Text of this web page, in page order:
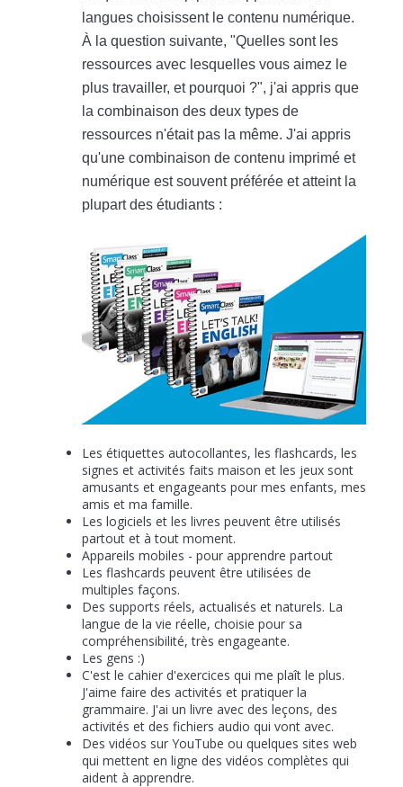
langues choisissent le contenu numérique.
À la question suivante, "Quelles sont les
ressources avec lesquelles vous aimez le
plus travailler, et pourquoi ?", j'ai appris que
la combinaison des deux types de
ressources n'était pas la même. J'ai appris
qu'une combinaison de contenu imprimé et
numérique est souvent préférée et atteint la
plupart des étudiants :
Les étiquettes autocollantes, les flashcards, les
signes et activités faits maison et les jeux sont
amusants et engageants pour mes enfants, mes
amis et ma famille.
Les logiciels et les livres peuvent être utilisés
partout et à tout moment.
Appareils mobiles - pour apprendre partout
Les flashcards peuvent être utilisées de
multiples façons.
Des supports réels, actualisés et naturels. La
langue de la vie réelle, choisie pour sa
compréhensibilité, très engageante.
Les gens :)
C'est le cahier d'exercices qui me plaît le plus.
J'aime faire des activités et pratiquer la
grammaire. J'ai un livre avec des leçons, des
activités et des fichiers audio qui vont avec.
Des vidéos sur YouTube ou quelques sites web
qui mettent en ligne des vidéos complètes qui
aident à apprendre.